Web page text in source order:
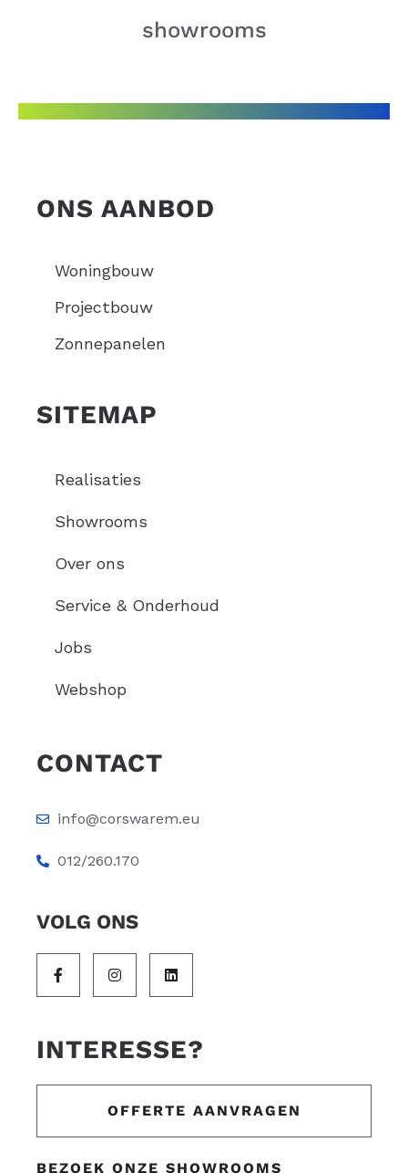
showrooms
ONS AANBOD
Woningbouw
Projectbouw
Zonnepanelen
SITEMAP
Realisaties
Showrooms
Over ons
Service & Onderhoud
Jobs
Webshop
CONTACT
info@corswarem.eu
012/260.170
VOLG ONS
INTERESSE?
OFFERTE AANVRAGEN
BEZOEK ONZE SHOWROOMS